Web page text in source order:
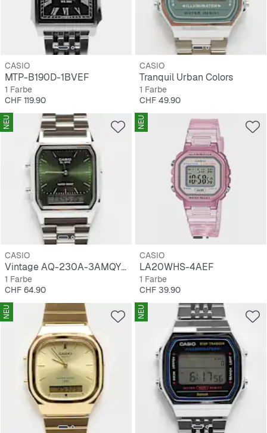
CASIO
MTP-B190D-1BVEF
1 Farbe
Preis
CHF 119.90
CASIO
Tranquil Urban Colors
1 Farbe
Preis
CHF 49.90
NEU
CASIO
Vintage AQ-230A-3AMQYES
1 Farbe
Preis
CHF 64.90
NEU
CASIO
LA20WHS-4AEF
1 Farbe
Preis
CHF 39.90
NEU NEU